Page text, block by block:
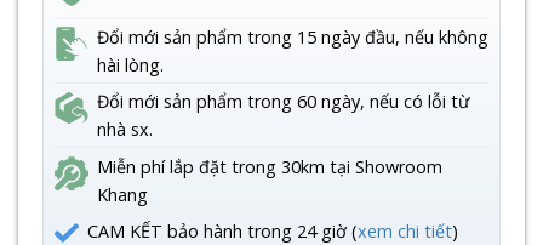
Đổi mới sản phẩm trong 15 ngày đầu, nếu không
hài lòng.
Đổi mới sản phẩm trong 60 ngày, nếu có lỗi từ
nhà sx.
Miễn phí lắp đặt trong 30km tại Showroom
Khang
CAM KẾT bảo hành trong 24 giờ (xem chi tiết)